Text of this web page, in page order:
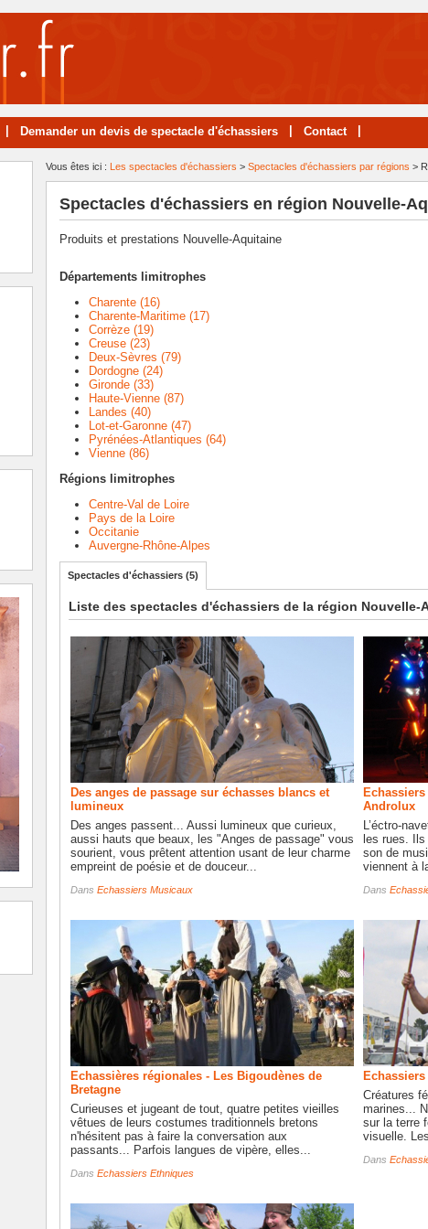
Demander un devis de spectacle d'échassiers Contact
Vous êtes ici : Les spectacles d'échassiers > Spectacles d'échassiers par régions >
Spectacles d'échassiers en région Nouvelle-
Produits et prestations Nouvelle-Aquitaine
Départements limitrophes
Charente (16)
Charente-Maritime (17)
Corrèze (19)
Creuse (23)
Deux-Sèvres (79)
Dordogne (24)
Gironde (33)
Haute-Vienne (87)
Landes (40)
Lot-et-Garonne (47)
Pyrénées-Atlantiques (64)
Vienne (86)
Régions limitrophes
Centre-Val de Loire
Pays de la Loire
Occitanie
Auvergne-Rhône-Alpes
Spectacles d'échassiers (5)
Liste des spectacles d'échassiers de la région Nouvelle-
Des anges de passage sur échasses blancs et
lumineux
Des anges passent... Aussi lumineux que curieux,
aussi hauts que beaux, les "Anges de passage" vous
sourient, vous prêtent attention usant de leur charme
empreint de poésie et de douceur...
Dans Echassiers Musicaux
Androlux
L’éctro-
les rues.
son de
viennent à
Dans
Echassières régionales - Les Bigoudènes de
Bretagne
Curieuses et jugeant de tout, quatre petites vieilles
vêtues de leurs costumes traditionnels bretons
n'hésitent pas à faire la conversation aux
passants... Parfois langues de vipère, elles...
Dans Echassiers Ethniques
Créatures
marines...
sur la terre
visuelle.
Dans